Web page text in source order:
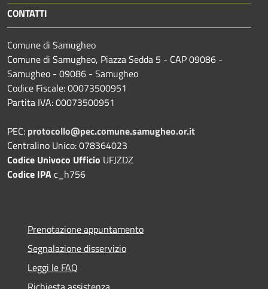
CONTATTI
Comune di Samugheo
Comune di Samugheo, Piazza Sedda 5 - CAP 09086 -
Samugheo - 09086 - Samugheo
Codice Fiscale: 00073500951
Partita IVA: 00073500951
PEC: protocollo@pec.comune.samugheo.or.it
Centralino Unico: 078364023
Codice Univoco Ufficio UFJZDZ
Codice IPAc_h756
Prenotazione appuntamento
Segnalazione disservizio
Leggi le FAQ